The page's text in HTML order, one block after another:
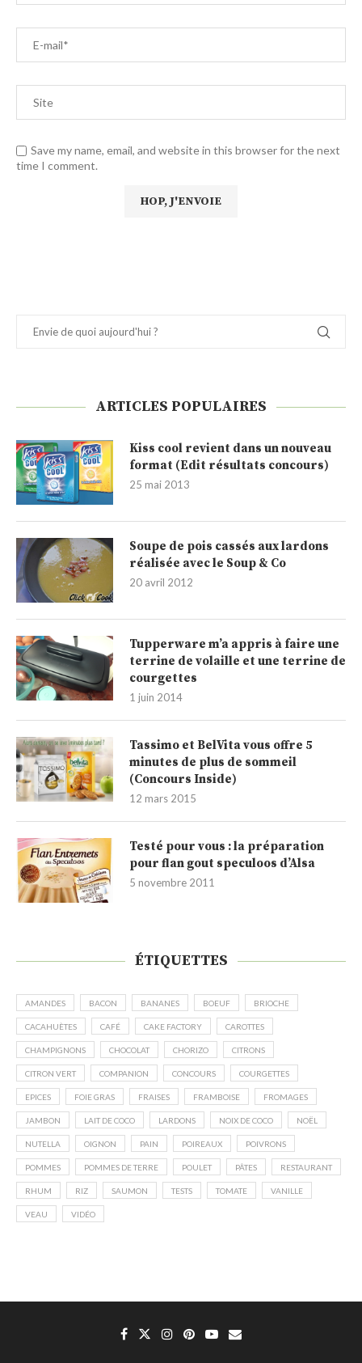
Save my name, email, and website in this browser for the next
time I comment.
ARTICLES POPULAIRES
Kiss cool revient dans un nouveau
format (Edit résultats concours)
25 mai 2013
Soupe de pois cassés aux lardons
réalisée avec le Soup & Co
20 avril 2012
Tupperware m’a appris à faire une
terrine de volaille et une terrine de
courgettes
1 juin 2014
Tassimo et BelVita vous offre 5
minutes de plus de sommeil
(Concours Inside)
12 mars 2015
Testé pour vous : la préparation
pour flan gout speculoos d’Alsa
5 novembre 2011
ÉTIQUETTES
AMANDES BACON BANANES BOEUF BRIOCHE
CACAHUÈTES CAFÉ CAKE FACTORY CAROTTES
CHAMPIGNONS CHOCOLAT CHORIZO CITRONS
CITRON VERT COMPANION CONCOURS COURGETTES
EPICES FOIE GRAS FRAISES FRAMBOISE FROMAGES
JAMBON LAIT DE COCO LARDONS NOIX DE COCO NOËL
NUTELLA OIGNON PAIN POIREAUX POIVRONS
POMMES POMMES DE TERRE POULET PÂTES RESTAURANT
RHUM RIZ SAUMON TESTS TOMATE VANILLE
VEAU VIDÉO